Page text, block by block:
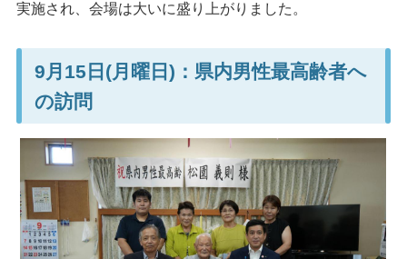
実施され、会場は大いに盛り上がりました。
9月15日(月曜日)：県内男性最高齢者へ
の訪問